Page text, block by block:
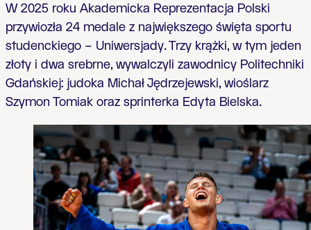
W 2025 roku Akademicka Reprezentacja Polski
przywiozła 24 medale z największego święta sportu
studenckiego – Uniwersjady. Trzy krążki, w tym jeden
złoty i dwa srebrne, wywalczyli zawodnicy Politechniki
Gdańskiej: judoka Michał Jędrzejewski, wioślarz
Szymon Tomiak oraz sprinterka Edyta Bielska.